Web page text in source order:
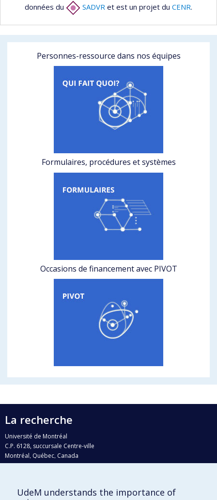
données du
SADVR et est un projet du CENR.
Personnes-ressource dans nos équipes
Formulaires, procédures et systèmes
Occasions de financement avec PIVOT
La recherche
Université de Montréal
C.P. 6128, succursale Centre-ville
Montréal, Québec, Canada
H3C 3J7
UdeM understands the importance of